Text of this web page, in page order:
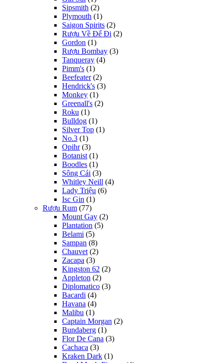
Sipsmith (2)
Plymouth (1)
Saigon Spirits (2)
Rượu Về Để Đi (2)
Gordon (1)
Rượu Bombay (3)
Tanqueray (4)
Pimm's (1)
Beefeater (2)
Hendrick's (3)
Monkey (1)
Greenall's (2)
Roku (1)
Bulldog (1)
Silver Top (1)
No.3 (1)
Opihr (3)
Botanist (1)
Boodles (1)
Sông Cái (3)
Whitley Neill (4)
Lady Triệu (6)
Isc Gin (1)
Rượu Rum (77)
Mount Gay (2)
Plantation (5)
Belami (5)
Sampan (8)
Chauvet (2)
Zacapa (3)
Kingston 62 (2)
Appleton (2)
Diplomatico (3)
Bacardi (4)
Havana (4)
Malibu (1)
Captain Morgan (2)
Bundaberg (1)
Flor De Cana (3)
Cachaca (3)
Kraken Dark (1)